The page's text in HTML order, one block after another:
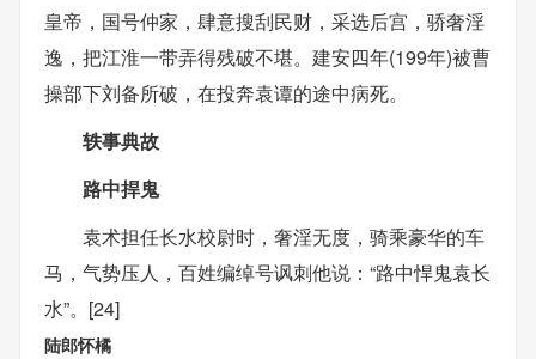
皇帝，国号仲家，肆意搜刮民财，采选后宫，骄奢淫
逸，把江淮一带弄得残破不堪。建安四年(199年)被曹
操部下刘备所破，在投奔袁谭的途中病死。
轶事典故
路中捍鬼
袁术担任长水校尉时，奢淫无度，骑乘豪华的车
马，气势压人，百姓编绰号讽刺他说：“路中悍鬼袁长
水”。[24]
陆郎怀橘